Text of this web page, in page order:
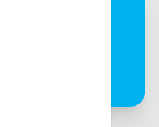
o elemento